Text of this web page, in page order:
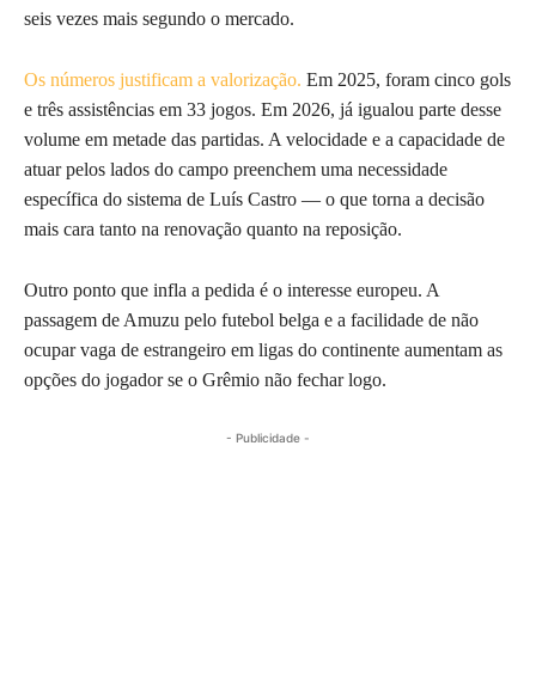
seis vezes mais segundo o mercado.
Os números justificam a valorização. Em 2025, foram cinco gols
e três assistências em 33 jogos. Em 2026, já igualou parte desse
volume em metade das partidas. A velocidade e a capacidade de
atuar pelos lados do campo preenchem uma necessidade
específica do sistema de Luís Castro — o que torna a decisão
mais cara tanto na renovação quanto na reposição.
Outro ponto que infla a pedida é o interesse europeu. A
passagem de Amuzu pelo futebol belga e a facilidade de não
ocupar vaga de estrangeiro em ligas do continente aumentam as
opções do jogador se o Grêmio não fechar logo.
- Publicidade -